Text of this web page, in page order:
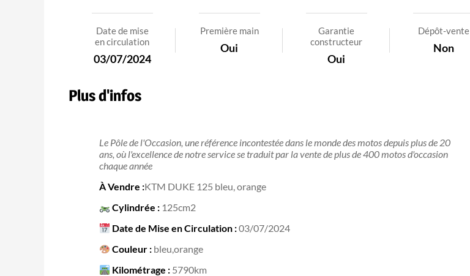
Date de mise
en circulation
03/07/2024
Première main
Oui
Garantie
constructeur
Oui
Dépôt-vente
Non
Plus d'infos
Le Pôle de l'Occasion, une référence incontestée dans le monde des motos depuis plus de 20
ans, où l'excellence de notre service se traduit par la vente de plus de 400 motos d'occasion
chaque année
À Vendre :KTM DUKE 125 bleu, orange
Cylindrée : 125cm2
Date de Mise en Circulation :03/07/2024
Couleur : bleu,orange
Kilométrage : 5790km